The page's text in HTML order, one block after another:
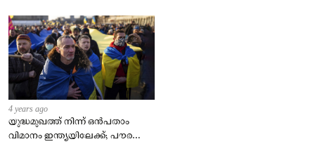
4 years ago
യുദ്ധമുഖത്ത് നിന്ന് ഒൻപതാം
വിമാനം ഇന്ത്യയിലേക്ക്; പൗരന്മാർ